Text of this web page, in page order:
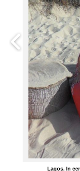
Lagos. In